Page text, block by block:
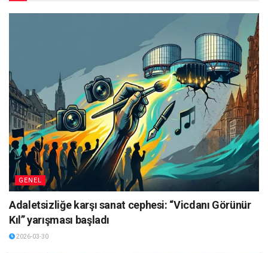
GENEL
Adaletsizliğe karşı sanat cephesi: “Vicdanı Görünür
Kıl” yarışması başladı
2026-03-30